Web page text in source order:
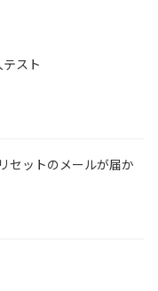
スト
セットのメールが届か